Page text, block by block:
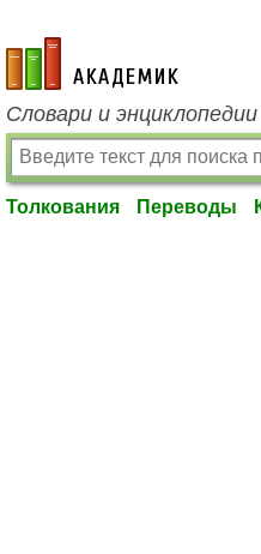
academic.ru
Словари и
Толкования Переводы